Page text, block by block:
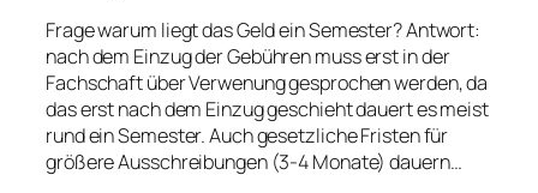
Frage warum liegt das Geld ein Semester? Antwort:
nach dem Einzug der Gebühren muss erst in der
Fachschaft über Verwenung gesprochen werden, da
das erst nach dem Einzug geschieht dauert es meist
rund ein Semester. Auch gesetzliche Fristen für
größere Ausschreibungen (3-4 Monate) dauern…